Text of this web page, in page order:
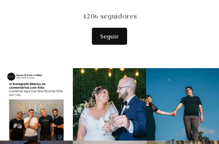
4206 seguidores
Seguir